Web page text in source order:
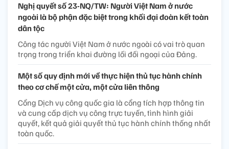
Nghị quyết số 23-NQ/TW: Người Việt Nam ở nước
ngoài là bộ phận đặc biệt trong khối đại đoàn kết toàn
dân tộc
Công tác người Việt Nam ở nước ngoài có vai trò quan
trọng trong triển khai đường lối đối ngoại của Đảng.
Một số quy định mới về thực hiện thủ tục hành chính
theo cơ chế một cửa, một cửa liên thông
Cổng Dịch vụ công quốc gia là cổng tích hợp thông tin
và cung cấp dịch vụ công trực tuyến, tình hình giải
quyết, kết quả giải quyết thủ tục hành chính thống nhất
toàn quốc.